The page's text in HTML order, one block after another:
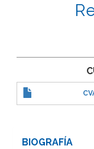
BIOGRAFÍA